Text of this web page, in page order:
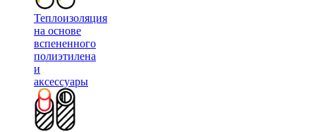
Теплоизоляция
на основе
вспененного
полиэтилена
и
аксессуары